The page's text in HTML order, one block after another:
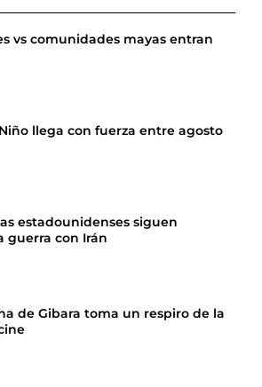
vs comunidades mayas entran
llega con fuerza entre agosto
estadounidenses siguen
guerra con Irán
de Gibara toma un respiro de la